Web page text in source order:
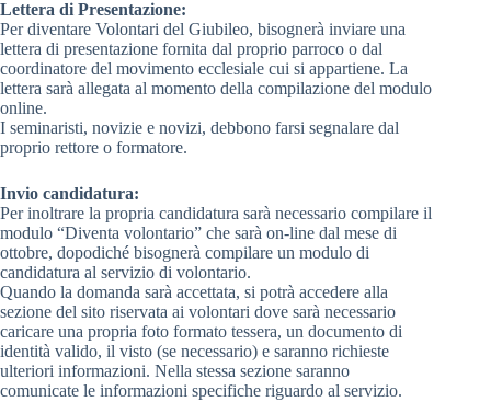
Lettera di Presentazione:
Per diventare Volontari del Giubileo, bisognerà inviare una
lettera di presentazione fornita dal proprio parroco o dal
coordinatore del movimento ecclesiale cui si appartiene. La
lettera sarà allegata al momento della compilazione del modulo
online.
I seminaristi, novizie e novizi, debbono farsi segnalare dal
proprio rettore o formatore.
Invio candidatura:
Per inoltrare la propria candidatura sarà necessario compilare il
modulo “Diventa volontario” che sarà on-line dal mese di
ottobre, dopodiché bisognerà compilare un modulo di
candidatura al servizio di volontario.
Quando la domanda sarà accettata, si potrà accedere alla
sezione del sito riservata ai volontari dove sarà necessario
caricare una propria foto formato tessera, un documento di
identità valido, il visto (se necessario) e saranno richieste
ulteriori informazioni. Nella stessa sezione saranno
comunicate le informazioni specifiche riguardo al servizio.